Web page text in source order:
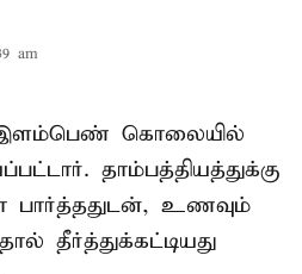
am
இளம்பெண் கொலையில்
தாம்பத்தியத்துக்கு
பார்த்ததுடன், உணவும்
தீர்த்துக்கட்டியது